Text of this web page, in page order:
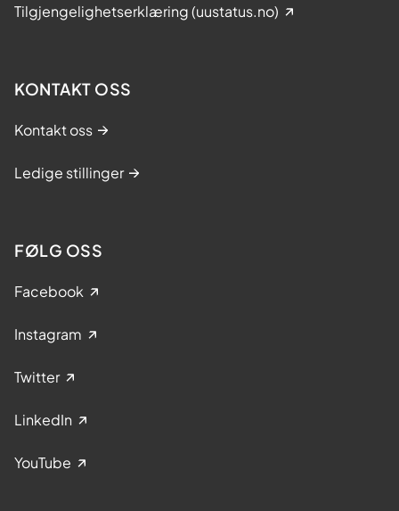
Tilgjengelighetserklæring (uustatus.no)
KONTAKT OSS
Kontakt oss
Ledige stillinger
FØLG OSS
Facebook
Instagram
Twitter
LinkedIn
YouTube